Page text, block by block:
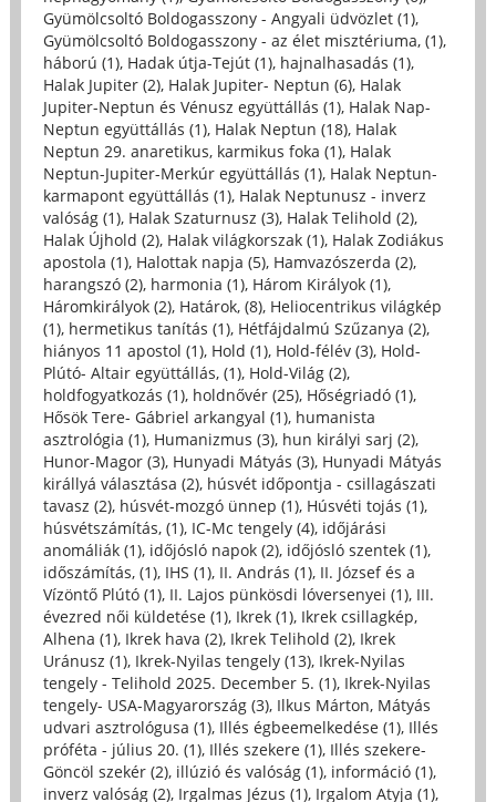
Gyümölcsoltó Boldogasszony - Angyali üdvözlet (1),
Gyümölcsoltó Boldogasszony - az élet misztériuma, (1),
háború (1), Hadak útja-Tejút (1), hajnalhasadás (1),
Halak Jupiter (2), Halak Jupiter- Neptun (6), Halak
Jupiter-Neptun és Vénusz együttállás (1), Halak Nap-
Neptun együttállás (1), Halak Neptun (18), Halak
Neptun 29. anaretikus, karmikus foka (1), Halak
Neptun-Jupiter-Merkúr együttállás (1), Halak Neptun-
karmapont együttállás (1), Halak Neptunusz - inverz
valóság (1), Halak Szaturnusz (3), Halak Telihold (2),
Halak Újhold (2), Halak világkorszak (1), Halak Zodiákus
apostola (1), Halottak napja (5), Hamvazószerda (2),
harangszó (2), harmonia (1), Három Királyok (1),
Háromkirályok (2), Határok, (8), Heliocentrikus világkép
(1), hermetikus tanítás (1), Hétfájdalmú Szűzanya (2),
hiányos 11 apostol (1), Hold (1), Hold-félév (3), Hold-
Plútó- Altair együttállás, (1), Hold-Világ (2),
holdfogyatkozás (1), holdnővér (25), Hőségriadó (1),
Hősök Tere- Gábriel arkangyal (1), humanista
asztrológia (1), Humanizmus (3), hun királyi sarj (2),
Hunor-Magor (3), Hunyadi Mátyás (3), Hunyadi Mátyás
királlyá választása (2), húsvét időpontja - csillagászati
tavasz (2), húsvét-mozgó ünnep (1), Húsvéti tojás (1),
húsvétszámítás, (1), IC-Mc tengely (4), időjárási
anomáliák (1), időjósló napok (2), időjósló szentek (1),
időszámítás, (1), IHS (1), II. András (1), II. József és a
Vízöntő Plútó (1), II. Lajos pünkösdi lóversenyei (1), III.
évezred női küldetése (1), Ikrek (1), Ikrek csillagkép,
Alhena (1), Ikrek hava (2), Ikrek Telihold (2), Ikrek
Uránusz (1), Ikrek-Nyilas tengely (13), Ikrek-Nyilas
tengely - Telihold 2025. December 5. (1), Ikrek-Nyilas
tengely- USA-Magyarország (3), Ilkus Márton, Mátyás
udvari asztrológusa (1), Illés égbeemelkedése (1), Illés
próféta - július 20. (1), Illés szekere (1), Illés szekere-
Göncöl szekér (2), illúzió és valóság (1), információ (1),
inverz valóság (2), Irgalmas Jézus (1), Irgalom Atyja (1),